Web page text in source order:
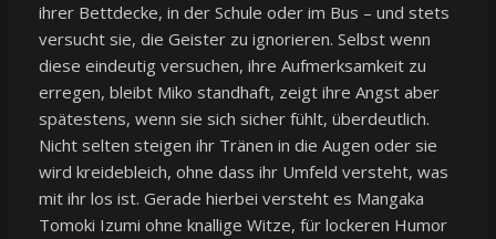
ihrer Bettdecke, in der Schule oder im Bus – und stets
versucht sie, die Geister zu ignorieren. Selbst wenn
diese eindeutig versuchen, ihre Aufmerksamkeit zu
erregen, bleibt Miko standhaft, zeigt ihre Angst aber
spätestens, wenn sie sich sicher fühlt, überdeutlich.
Nicht selten steigen ihr Tränen in die Augen oder sie
wird kreidebleich, ohne dass ihr Umfeld versteht, was
mit ihr los ist. Gerade hierbei versteht es Mangaka
Tomoki Izumi ohne knallige Witze, für lockeren Humor